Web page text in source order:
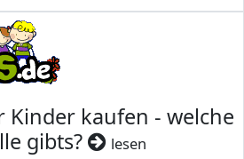
Kinder kaufen - welche
gibts?
lesen